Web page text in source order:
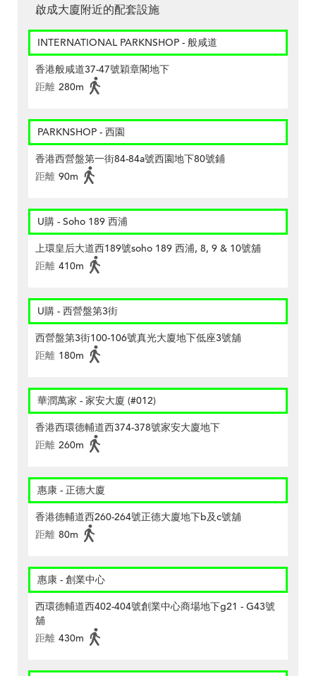
啟成大廈附近的配套設施
INTERNATIONAL PARKNSHOP - 般咸道
香港般咸道37-47號穎章閣地下
距離 280m
PARKNSHOP - 西園
香港西營盤第一街84-84a號西園地下80號鋪
距離 90m
U購 - Soho 189 西浦
上環皇后大道西189號soho 189 西浦, 8, 9 & 10號舖
距離 410m
U購 - 西營盤第3街
西營盤第3街100-106號真光大廈地下低座3號舖
距離 180m
華潤萬家 - 家安大廈 (#012)
香港西環德輔道西374-378號家安大廈地下
距離 260m
惠康 - 正德大廈
香港德輔道西260-264號正德大廈地下b及c號舖
距離 80m
惠康 - 創業中心
西環德輔道西402-404號創業中心商場地下g21 - G43號
舖
距離 430m